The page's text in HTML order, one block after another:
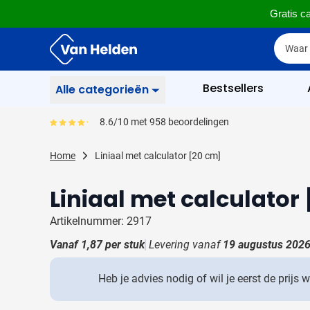
Gratis
Ga naar de inhoud Zoek
Zoek
Alle categorieën
Schrijfwaren
Toon submenu voor
Toon submenu voor
Weggevertjes
Toon submenu voor
Tassen
Toon submenu voor
Gereedschap & Veiligheid
Toon submenu voor
Bestsellers
Gemiddeld reviewpercentage is 86
8.6/10 met 958 beoordelingen
Home Liniaal met calculator [20 cm]
Liniaal met calculator
Artikelnummer: 2917
Vanaf 1,87per stuk Levering vanaf 19 augustus 2026
Heb je advies nodig of wil je eerst de prijs